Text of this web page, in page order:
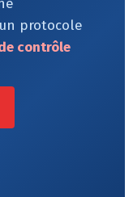
protocole
contrôle